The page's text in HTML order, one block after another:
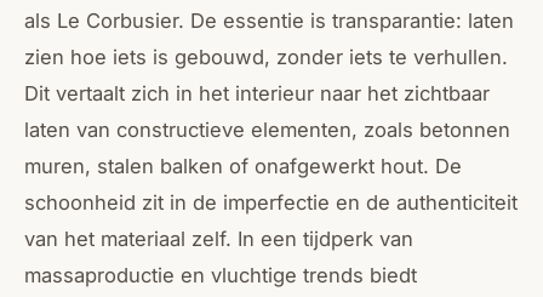
als Le Corbusier. De essentie is transparantie: laten
zien hoe iets is gebouwd, zonder iets te verhullen.
Dit vertaalt zich in het interieur naar het zichtbaar
laten van constructieve elementen, zoals betonnen
muren, stalen balken of onafgewerkt hout. De
schoonheid zit in de imperfectie en de authenticiteit
van het materiaal zelf. In een tijdperk van
massaproductie en vluchtige trends biedt